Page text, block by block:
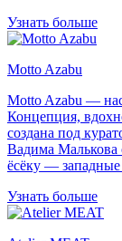
Узнать больше
Motto Azabu
Motto Azabu —
Концепция,
создана под
Вадима Малькова
ёсёку —
Узнать больше